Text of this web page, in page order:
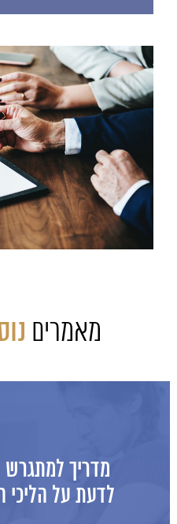
מאמרים
פסק דין מאת
ריפוי פגמים